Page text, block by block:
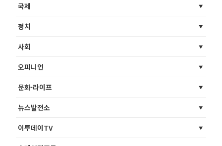
국제
정치
사회
오피니언
문화·라이프
뉴스발전소
이투데이TV